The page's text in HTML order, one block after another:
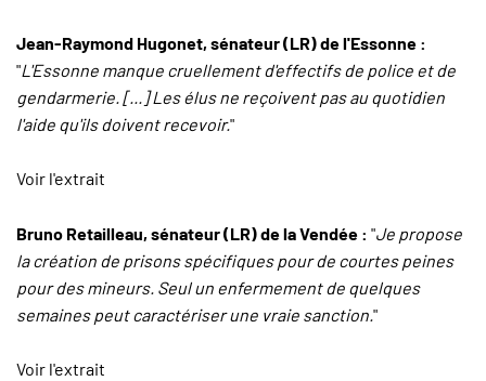
Jean-Raymond Hugonet, sénateur (LR) de l'Essonne :
"L'Essonne manque cruellement d'effectifs de police et de
gendarmerie. [...] Les élus ne reçoivent pas au quotidien
l'aide qu'ils doivent recevoir."
Voir l'extrait
Bruno Retailleau, sénateur (LR) de la Vendée : "Je propose
la création de prisons spécifiques pour de courtes peines
pour des mineurs. Seul un enfermement de quelques
semaines peut caractériser une vraie sanction."
Voir l'extrait